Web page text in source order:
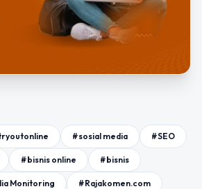
#sosial media #SEO
#bisnis online #bisnis
Monitoring #Rajakomen.com